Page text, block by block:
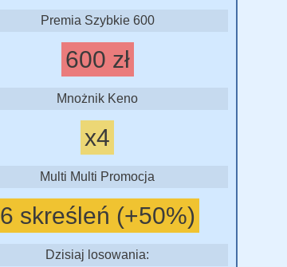
Premia Szybkie 600
600 zł
Mnożnik Keno
x4
Multi Multi Promocja
6 skreśleń (+50%)
Dzisiaj losowania: